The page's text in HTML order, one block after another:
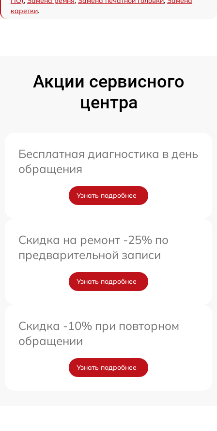
каретки.
Акции сервисного
центра
Бесплатная диагностика в день
обращения
Узнать подробнее
Скидка на ремонт -25% по
предварительной записи
Узнать подробнее
Скидка -10% при повторном
обращении
Узнать подробнее